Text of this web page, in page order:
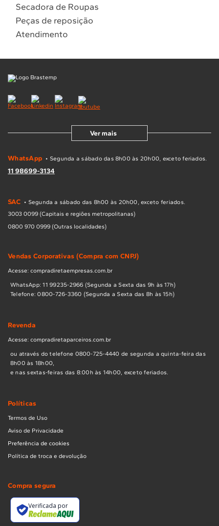
Secadora de Roupas
Peças de reposição
Atendimento
Ver mais
WhatsApp • Segunda a sábado das 8h00 às 20h00, exceto feriados.
11 98699-3134
SAC • Segunda a sábado das 8h00 às 20h00, exceto feriados.
3003 0099 (Capitais e regiões metropolitanas)
0800 970 0999 (Outras localidades)
Vendas Corporativas (Compra com CNPJ)
Acesse: compradiretaempresas.com.br
WhatsApp: 11 99235-2966 (Segunda a Sexta das 9h às 17h)
Telefone: 0800-726-3360 (Segunda a Sexta das 8h às 15h)
Revenda
Acesse: compradiretaparceiros.com.br
ou através do telefone 0800-725-4440 de segunda a quinta-feira das
8h00 às 18h00,
e nas sextas-feiras das 8:00h às 14h00, exceto feriados.
Políticas
Termos de Uso
Aviso de Privacidade
Preferência de cookies
Política de troca e devolução
Compra segura
Verificada por